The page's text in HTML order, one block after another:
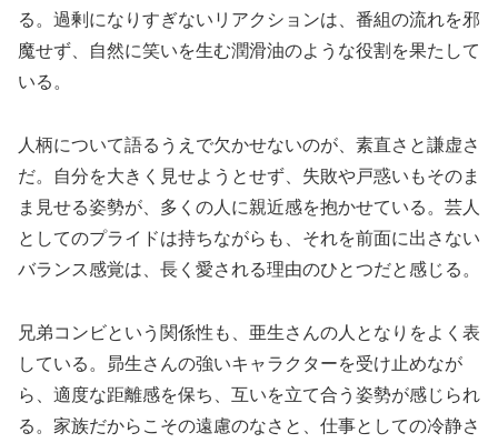
る。過剰になりすぎないリアクションは、番組の流れを邪
魔せず、自然に笑いを生む潤滑油のような役割を果たして
いる。
人柄について語るうえで欠かせないのが、素直さと謙虚さ
だ。自分を大きく見せようとせず、失敗や戸惑いもそのま
ま見せる姿勢が、多くの人に親近感を抱かせている。芸人
としてのプライドは持ちながらも、それを前面に出さない
バランス感覚は、長く愛される理由のひとつだと感じる。
兄弟コンビという関係性も、亜生さんの人となりをよく表
している。昴生さんの強いキャラクターを受け止めなが
ら、適度な距離感を保ち、互いを立て合う姿勢が感じられ
る。家族だからこその遠慮のなさと、仕事としての冷静さ